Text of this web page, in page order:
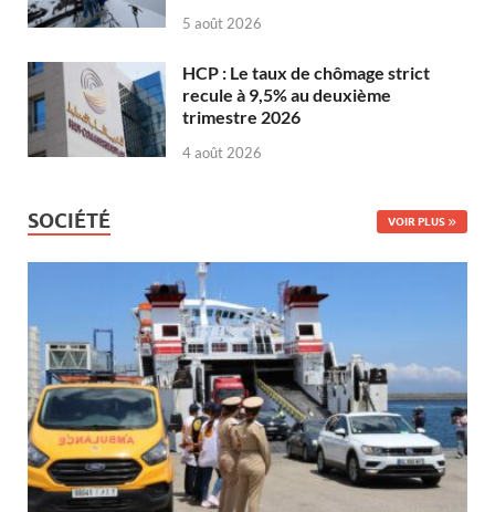
5 août 2026
HCP : Le taux de chômage strict
recule à 9,5% au deuxième
trimestre 2026
4 août 2026
SOCIÉTÉ VOIR PLUS